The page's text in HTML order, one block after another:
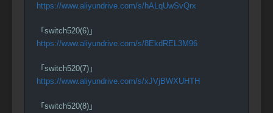
https://www.aliyundrive.com/s/hALqUwSvQrx
「switch520(6)」
https://www.aliyundrive.com/s/8EkdREL3M96
「switch520(7)」
https://www.aliyundrive.com/s/xJVjBWXUHTH
「switch520(8)」